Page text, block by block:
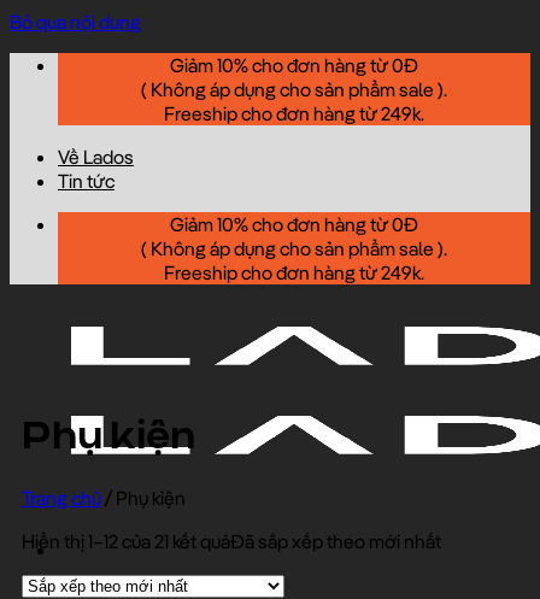
Bỏ qua nội dung
Giảm 10% cho đơn hàng từ 0Đ
( Không áp dụng cho sản phẩm sale ).
Freeship cho đơn hàng từ 249k.
Về Lados
Tin tức
Giảm 10% cho đơn hàng từ 0Đ
( Không áp dụng cho sản phẩm sale ).
Freeship cho đơn hàng từ 249k.
Phụ kiện
Trang chủ / Phụ kiện
Hiển thị 1–12 của 21 kết quảĐã sắp xếp theo mới nhất